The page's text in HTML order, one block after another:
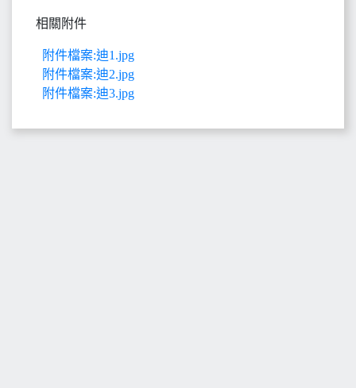
相關附件
附件檔案:迪1.jpg
附件檔案:迪2.jpg
附件檔案:迪3.jpg